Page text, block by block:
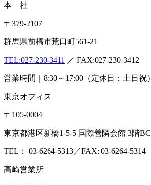
本 社
〒379-2107
群馬県前橋市荒口町561-21
TEL:027-230-3411 ／ FAX:027-230-3412
営業時間｜8:30～17:00（定休日：土日祝）
東京オフィス
〒105-0004
東京都港区新橋1-5-5 国際善隣会館 3階BC
TEL： 03-6264-5313／FAX: 03-6264-5314
高崎営業所